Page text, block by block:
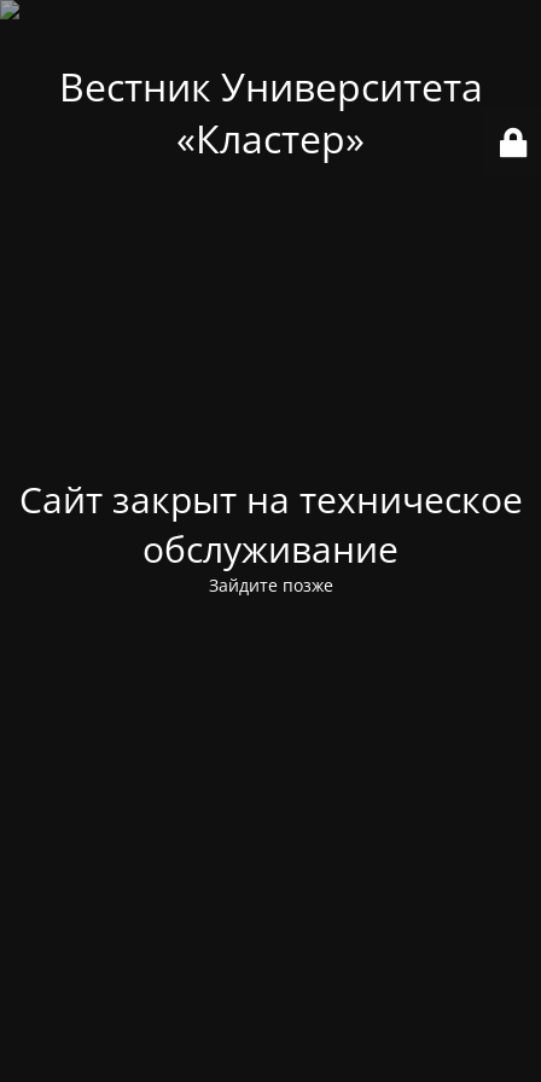
Вестник Университета
«Кластер»
Сайт закрыт на техническое
обслуживание
Зайдите позже